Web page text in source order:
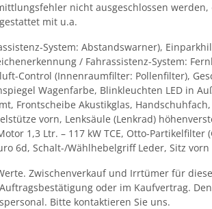
nicht ausgeschlossen
mit u.a.
System: Abstandswarner),
/ Fahrassistenz-System:
Control (Innenraumfilter: Pollenfilter),
Wagenfarbe, Blinkleuchten LED in
Frontscheibe Akustikglas,
vorn, Lenksäule (Lenkrad)
1,3 Ltr. – 117 kW TCE, Otto-Partikelfilter
6d, Schalt-/Wählhebelgriff Leder, Sitz
Zwischenverkauf und Irrtümer für
oder im Kaufvertrag.
Bitte kontaktieren Sie uns.